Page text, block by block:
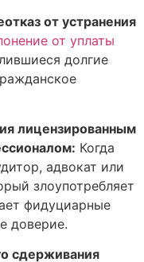
от устранения
от уплаты
долгие
лицензированным
Когда
адвокат или
злоупотребляет
фидуциарные
доверие.
сдерживания